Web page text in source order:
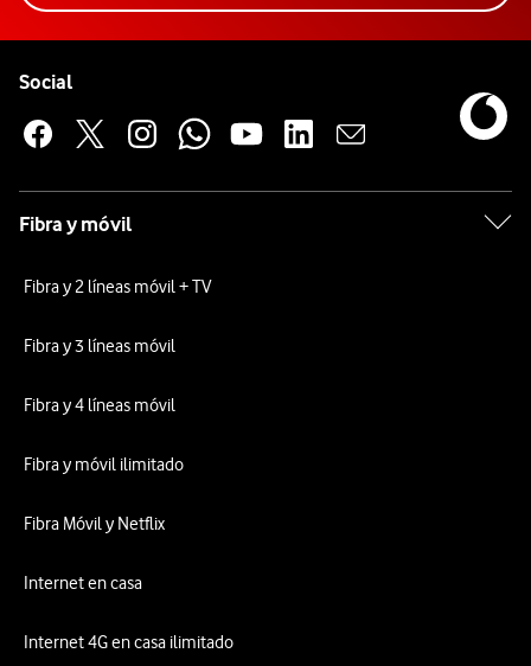
Social
Fibra y móvil
Fibra y 2 líneas móvil + TV
Fibra y 3 líneas móvil
Fibra y 4 líneas móvil
Fibra y móvil ilimitado
Fibra Móvil y Netflix
Internet en casa
Internet 4G en casa ilimitado